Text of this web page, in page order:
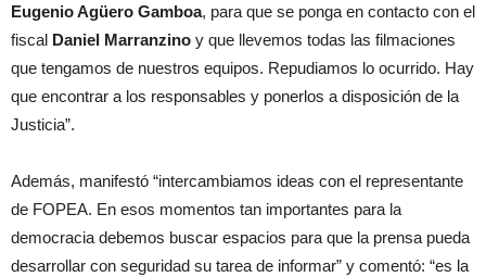
Eugenio Agüero Gamboa, para que se ponga en contacto con el
fiscal Daniel Marranzino y que llevemos todas las filmaciones
que tengamos de nuestros equipos. Repudiamos lo ocurrido. Hay
que encontrar a los responsables y ponerlos a disposición de la
Justicia”.
Además, manifestó “intercambiamos ideas con el representante
de FOPEA. En esos momentos tan importantes para la
democracia debemos buscar espacios para que la prensa pueda
desarrollar con seguridad su tarea de informar” y comentó: “es la